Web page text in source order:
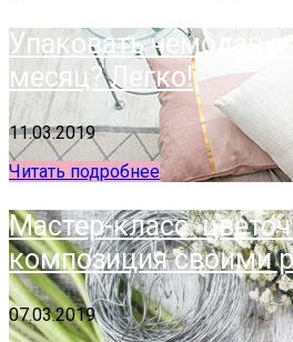
Упаковать чемодан
месяц? Легко!
11.03.2019
Читать подробнее
Мастер-класс:
композиция своими
07.03.2019